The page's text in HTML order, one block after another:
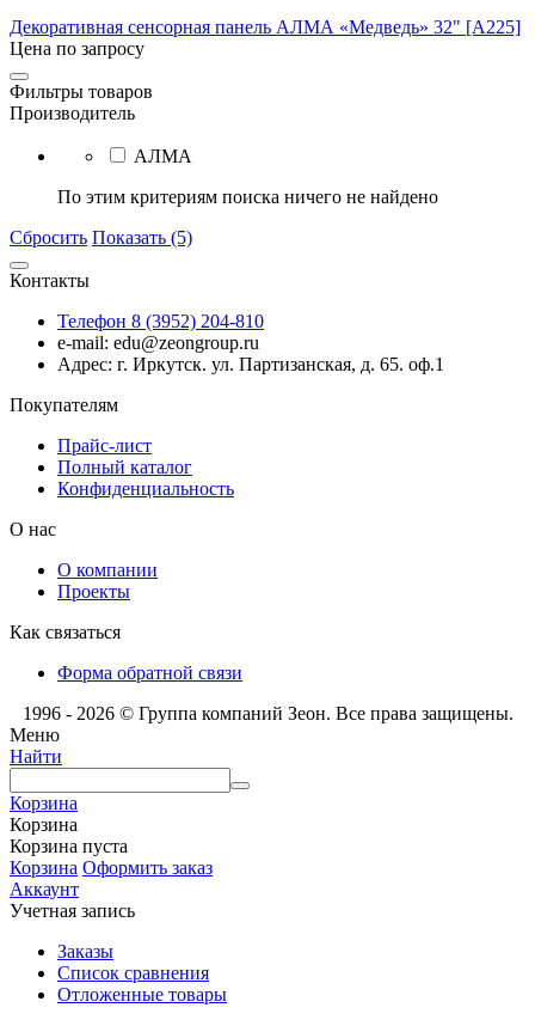
Декоративная сенсорная панель АЛМА «Медведь» 32" [А225]
Цена по запросу
Фильтры товаров
Производитель
АЛМА
По этим критериям поиска ничего не найдено
Сбросить Показать (5)
Контакты
Телефон 8 (3952) 204-810
e-mail: edu@zeongroup.ru
Адрес: г. Иркутск. ул. Партизанская, д. 65. оф.1
Покупателям
Прайс-лист
Полный каталог
Конфиденциальность
О нас
О компании
Проекты
Как связаться
Форма обратной связи
1996 - 2026 © Группа компаний Зеон. Все права защищены.
Меню
Найти
Корзина
Корзина
Корзина пуста
Корзина Оформить заказ
Аккаунт
Учетная запись
Заказы
Список сравнения
Отложенные товары